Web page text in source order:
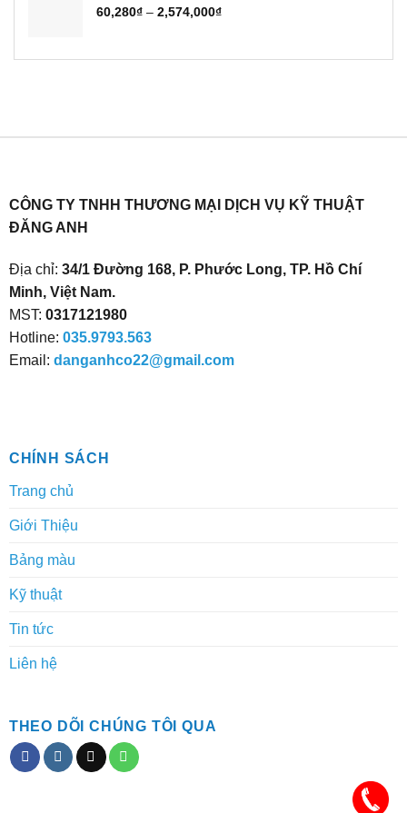
2,376,000₫
60,280₫ – 2,574,000₫Khoảng
60,280₫
CÔNG TY TNHH THƯƠNG MẠI DỊCH VỤ KỸ THUẬT
ĐĂNG ANH
Địa chỉ: 34/1 Đường 168, P. Phước Long, TP. Hồ Chí
Minh, Việt Nam.
MST: 0317121980
Hotline: 035.9793.563
Email: danganhco22@gmail.com
CHÍNH SÁCH
Trang chủ
Giới Thiệu
Bảng màu
Kỹ thuật
Tin tức
Liên hệ
THEO DÕI CHÚNG TÔI QUA